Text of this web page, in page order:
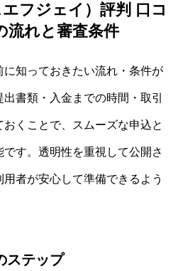
フジェイ）評判 口コ
流れと審査条件
知っておきたい流れ・条件が
書類・入金までの時間・取引
くことで、スムーズな申込と
す。透明性を重視して公開さ
者が安心して準備できるよう
ステップ